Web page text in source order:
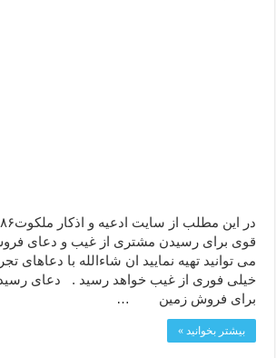
قوی برای رسیدن مشتری از غیب و دعای
می توانید تهیه نمایید ان شاءالله با دعاهای
خیلی فوری از غیب خواهد رسید . دعای
برای فروش زمین …
بیشتر بخوانید »